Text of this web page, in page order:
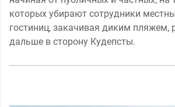
которых убирают сотрудники
гостиниц, закачивая диким
дальше в сторону Кудепсты.